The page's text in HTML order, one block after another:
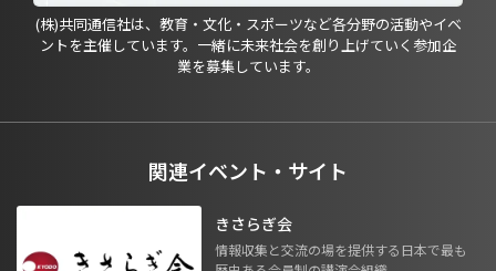
(株)共同通信社は、教育・文化・スポーツなど各分野の活動やイベ
ントを主催しています。一緒に未来社会を創り上げていく参加企
業を募集しています。
関連イベント・サイト
きさらぎ会
情報収集と交流の場を提供する日本で最も